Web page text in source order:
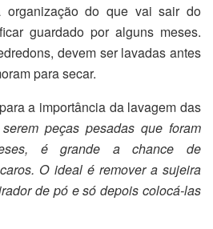
organização do que vai sair do
guardado por alguns meses.
devem ser lavadas antes
para secar.
a importância da lavagem das
serem peças pesadas que foram
é grande a chance de
O ideal é remover a sujeira
de pó e só depois colocá-las